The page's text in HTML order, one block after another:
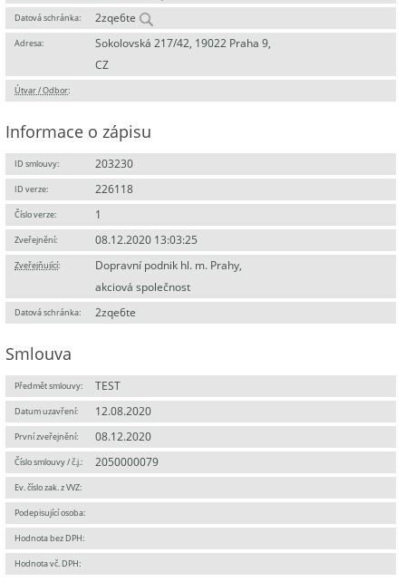
Datová schránka: 2zqe6te
Adresa:
Sokolovská 217/42, 19022 Praha 9,
CZ
Útvar / Odbor:
Informace o zápisu
ID smlouvy: 203230
ID verze: 226118
Číslo verze: 1
Zveřejnění: 08.12.2020 13:03:25
Zveřejňující:
Dopravní podnik hl. m. Prahy,
akciová společnost
Datová schránka: 2zqe6te
Smlouva
Předmět smlouvy: TEST
Datum uzavření: 12.08.2020
První zveřejnění: 08.12.2020
Číslo smlouvy / č.j.: 2050000079
Ev. číslo zak. z VVZ:
Podepisující osoba:
Hodnota bez DPH:
Hodnota vč. DPH: